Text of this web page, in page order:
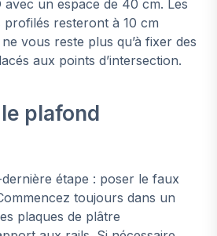
un espace de 40 cm. Les
resteront à 10 cm
vous reste plus qu’à fixer des
aux points d’intersection.
plafond
étape : poser le faux
toujours dans un
plaques de plâtre